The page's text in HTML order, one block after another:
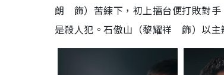
朗 飾）苦練下，初上擂台便打敗對
是殺人犯。石傲山（黎耀祥 飾）以主